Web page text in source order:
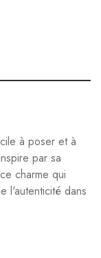
à poser et à
par sa
charme qui
l'autenticité dans